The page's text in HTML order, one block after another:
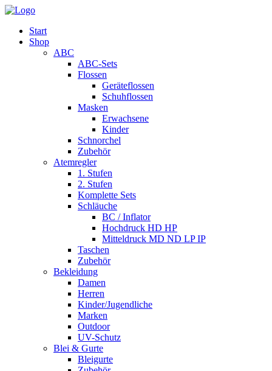
Start
Shop
ABC
ABC-Sets
Flossen
Geräteflossen
Schuhflossen
Masken
Erwachsene
Kinder
Schnorchel
Zubehör
Atemregler
1. Stufen
2. Stufen
Komplette Sets
Schläuche
BC / Inflator
Hochdruck HD HP
Mitteldruck MD ND LP IP
Taschen
Zubehör
Bekleidung
Damen
Herren
Kinder/Jugendliche
Marken
Outdoor
UV-Schutz
Blei & Gurte
Bleigurte